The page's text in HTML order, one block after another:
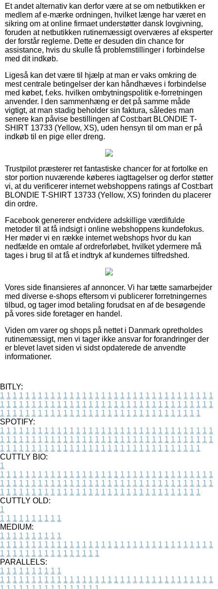
Et andet alternativ kan derfor være at se om netbutikken er
medlem af e-mærke ordningen, hvilket længe har været en
sikring om at online firmaet understøtter dansk lovgivning,
foruden at netbutikken rutinemæssigt overværes af eksperter
der forstår reglerne. Dette er desuden din chance for
assistance, hvis du skulle få problemstillinger i forbindelse
med dit indkøb.
Ligeså kan det være til hjælp at man er vaks omkring de
mest centrale betingelser der kan håndhæves i forbindelse
med købet, f.eks. hvilken ombytningspolitik e-forretningen
anvender. I den sammenhæng er det på samme måde
vigtigt, at man stadig beholder sin faktura, således man
senere kan påvise bestillingen af Cost:bart BLONDIE T-
SHIRT 13733 (Yellow, XS), uden hensyn til om man er på
indkøb til en pige eller dreng.
Trustpilot præsterer ret fantastiske chancer for at fortolke en
stor portion nuværende køberes iagttagelser og derfor støtter
vi, at du verificerer internet webshoppens ratings af Cost:bart
BLONDIE T-SHIRT 13733 (Yellow, XS) forinden du placerer
din ordre.
Facebook genererer endvidere adskillige værdifulde
metoder til at få indsigt i online webshoppens kundefokus.
Her møder vi en række internet webshops hvor du kan
nedfælde en omtale af ordreforløbet, hvilket ydermere må
tages i brug til at få et indtryk af kundernes tilfredshed.
Vores side finansieres af annoncer. Vi har tætte samarbejder
med diverse e-shops eftersom vi publicerer forretningernes
tilbud, og tager imod betaling forudsat en af de besøgende
på vores side foretager en handel.
Viden om varer og shops på nettet i Danmark opretholdes
rutinemæssigt, men vi tager ikke ansvar for forandringer der
er blevet lavet siden vi sidst opdaterede de anvendte
informationer.
BITLY:
1 1 1 1 1 1 1 1 1 1 1 1 1 1 1 1 1 1 1 1 1 1 1 1 1 1 1 1 1 1 1 1 1 1
1 1 1 1 1 1 1 1 1 1 1 1 1 1 1 1 1 1 1 1 1 1 1 1 1 1 1 1 1 1 1 1 1 1
1 1 1 1 1 1 1 1 1 1 1 1 1 1 1 1 1 1 1 1 1 1 1 1 1 1 1 1 1 1 1 1
SPOTIFY:
1 1 1 1 1 1 1 1 1 1 1 1 1 1 1 1 1 1 1 1 1 1 1 1 1 1 1 1 1 1 1 1 1 1
1 1 1 1 1 1 1 1 1 1 1 1 1 1 1 1 1 1 1 1 1 1 1 1 1 1 1 1 1 1 1 1 1 1
1 1 1 1 1 1 1 1 1 1 1 1 1 1 1 1 1 1 1 1 1 1 1 1 1 1 1 1 1 1 1 1
CUTTLY BIO:
1
1 1 1 1 1 1 1 1 1 1 1 1 1 1 1 1 1 1 1 1 1 1 1 1 1 1 1 1 1 1 1 1 1 1
1 1 1 1 1 1 1 1 1 1 1 1 1 1 1 1 1 1 1 1 1 1 1 1 1 1 1 1 1 1 1 1 1 1
1 1 1 1 1 1 1 1 1 1 1 1 1 1 1 1 1 1 1 1 1 1 1 1 1 1 1 1 1 1 1 1
CUTTLY OLD:
1
1 1 1 1 1 1 1 1 1 1
MEDIUM:
1 1 1 1 1 1 1 1 1 1
1 1 1 1 1 1 1 1 1 1 1 1 1 1 1 1 1 1 1 1 1 1 1 1 1 1 1 1 1 1 1 1 1 1
1 1 1 1 1 1 1 1 1 1 1 1 1 1 1 1
PARALLELS:
1 1 1 1 1 1 1 1 1 1
1 1 1 1 1 1 1 1 1 1 1 1 1 1 1 1 1 1 1 1 1 1 1 1 1 1 1 1 1 1 1 1 1 1